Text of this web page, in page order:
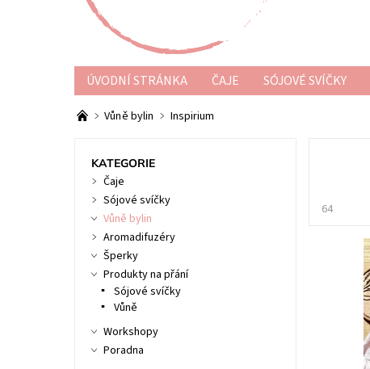
ÚVODNÍ STRÁNKA ČAJE SÓJOVÉ SVÍČKY
O MĚ
KONTAKT
Vůně bylin Inspirium
64
KATEGORIE
Čaje
Sójové svíčky
Vůně bylin
Aromadifuzéry
Šperky
Produkty na přání
Sójové svíčky
Vůně
Workshopy
Poradna